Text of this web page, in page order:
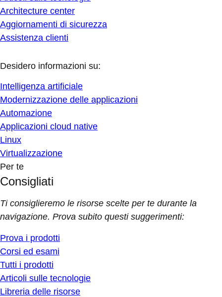
Architecture center
Aggiornamenti di sicurezza
Assistenza clienti
Desidero informazioni su:
Intelligenza artificiale
Modernizzazione delle applicazioni
Automazione
Applicazioni cloud native
Linux
Virtualizzazione
Per te
Consigliati
Ti consiglieremo le risorse scelte per te durante la
navigazione. Prova subito questi suggerimenti:
Prova i prodotti
Corsi ed esami
Tutti i prodotti
Articoli sulle tecnologie
Libreria delle risorse